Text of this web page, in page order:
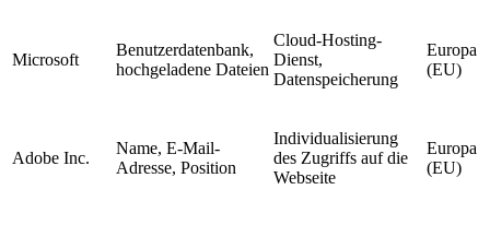
Microsoft
Benutzerdatenbank,
hochgeladene Dateien
Cloud-Hosting-
Dienst,
Datenspeicherung
Europa
(EU)
Adobe Inc.
Name, E-Mail-
Adresse, Position
Individualisierung
des Zugriffs auf die
Webseite
Europa
(EU)